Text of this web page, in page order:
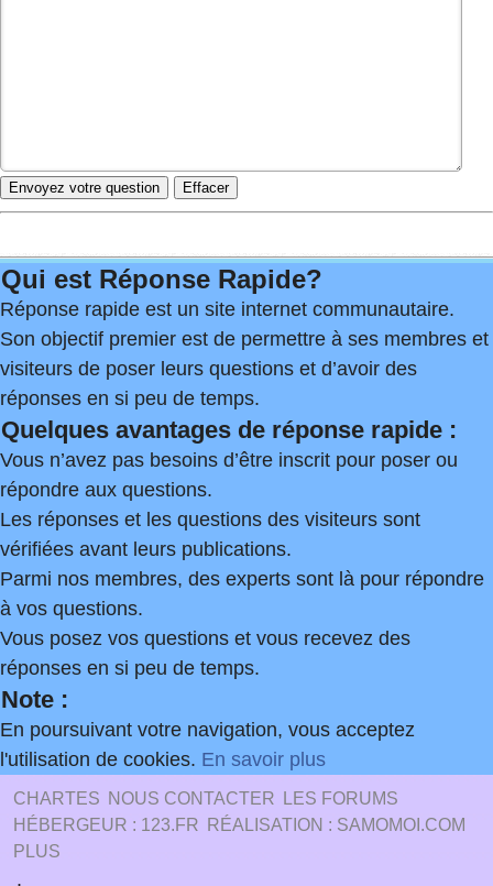
Qui est Réponse Rapide?
Réponse rapide est un site internet communautaire.
Son objectif premier est de permettre à ses membres et
visiteurs de poser leurs questions et d’avoir des
réponses en si peu de temps.
Quelques avantages de réponse rapide :
Vous n’avez pas besoins d’être inscrit pour poser ou
répondre aux questions.
Les réponses et les questions des visiteurs sont
vérifiées avant leurs publications.
Parmi nos membres, des experts sont là pour répondre
à vos questions.
Vous posez vos questions et vous recevez des
réponses en si peu de temps.
Note :
En poursuivant votre navigation, vous acceptez
l'utilisation de cookies. En savoir plus
CHARTES NOUS CONTACTER
LES FORUMS
HÉBERGEUR : 123.FR
RÉALISATION : SAMOMOI.COM
PLUS
.